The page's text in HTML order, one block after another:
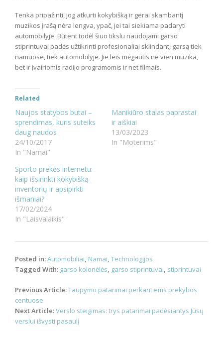
Tenka pripažinti, jog atkurti kokybišką ir gerai skambantį
muzikos įrašą nėra lengva, ypač, jei tai siekiama padaryti
automobilyje. Būtent todėl šiuo tikslu naudojami garso
stiprintuvai padės užtikrinti profesionaliai sklindantį garsą tiek
namuose, tiek automobilyje. Jie leis mėgautis ne vien muzika,
bet ir įvairiomis radijo programomis ir net filmais.
Related
Naujos statybos butai –
sprendimas, kuris suteiks
daug naudos
24/10/2017
In "Namai"
Manikiūro stalas paprastai
ir aiškiai
13/03/2023
In "Moterims"
Sporto prekės internetu:
kaip išsirinkti kokybišką
inventorių ir apsipirkti
išmaniai?
17/02/2024
In "Laisvalaikis"
Posted in:Automobiliai, Namai, Technologijos
Tagged With: garso kolonėlės, garso stiprintuvai, stiprintuvai
Post
navigation
Previous Article:Taupymo patarimai perkantiems prekybos
centuose
Next Article:Verslo steigimas: trys patarimai padėsiantys Jūsų
verslui išvysti pasaulį